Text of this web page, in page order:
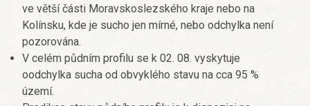
ve větší části Moravskoslezského kraje nebo na
Kolínsku, kde je sucho jen mírné, nebo odchylka není
pozorována.
V celém půdním profilu se k 02. 08. vyskytuje
oodchylka sucha od obvyklého stavu na cca 95 %
území.